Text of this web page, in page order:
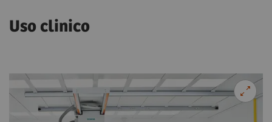
Uso clinico